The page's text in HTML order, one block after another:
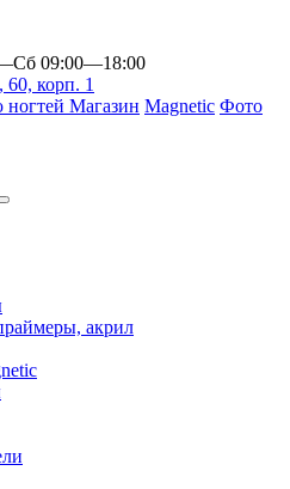
09:00—18:00
корп. 1
ногтей Магазин Magnetic Фото
акрил